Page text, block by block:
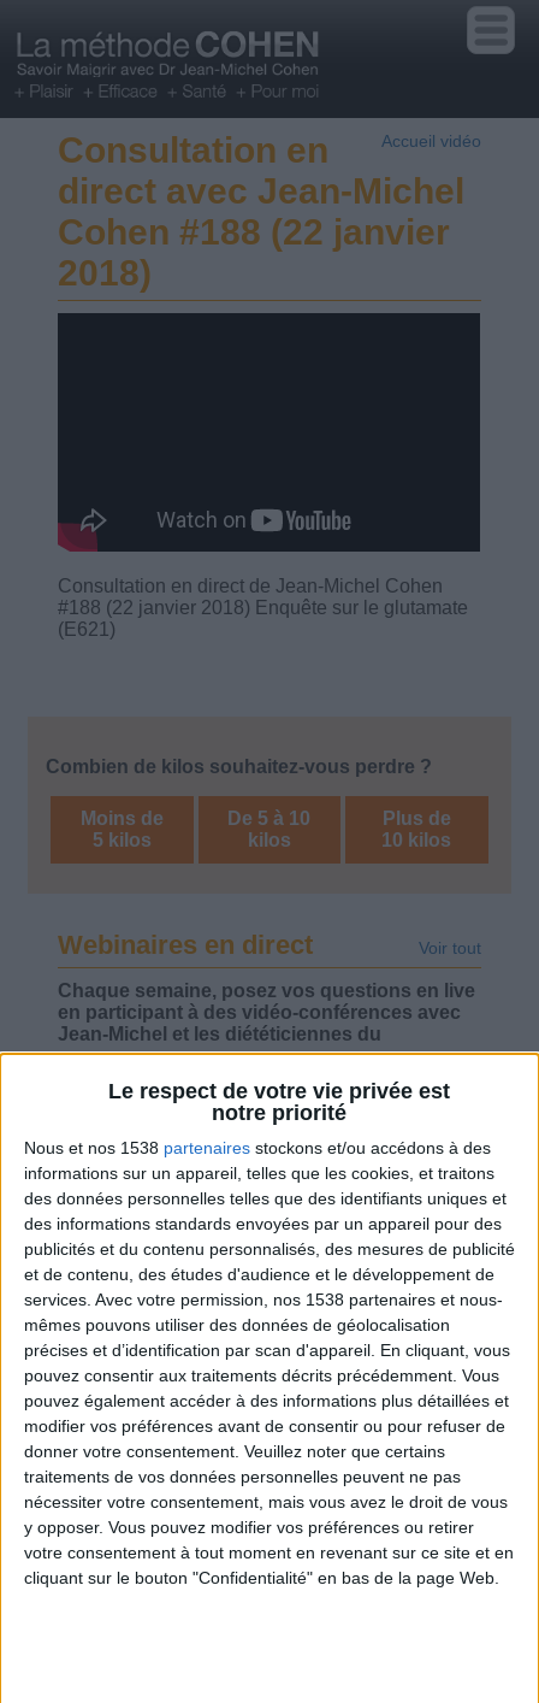
Le respect de votre vie privée est
notre priorité
Nous et nos 1538 partenaires stockons et/ou accédons à des
informations sur un appareil, telles que les cookies, et traitons
des données personnelles telles que des identifiants uniques et
des informations standards envoyées par un appareil pour des
publicités et du contenu personnalisés, des mesures de publicité
et de contenu, des études d'audience et le développement de
services. Avec votre permission, nos 1538 partenaires et nous-
mêmes pouvons utiliser des données de géolocalisation
précises et d’identification par scan d'appareil. En cliquant, vous
pouvez consentir aux traitements décrits précédemment. Vous
pouvez également accéder à des informations plus détaillées et
modifier vos préférences avant de consentir ou pour refuser de
donner votre consentement. Veuillez noter que certains
traitements de vos données personnelles peuvent ne pas
nécessiter votre consentement, mais vous avez le droit de vous
y opposer. Vous pouvez modifier vos préférences ou retirer
votre consentement à tout moment en revenant sur ce site et en
cliquant sur le bouton "Confidentialité" en bas de la page Web.
Accueil vidéo
Consultation en
direct avec Jean-Michel
Cohen #188 (22 janvier
2018)
Consultation en direct de Jean-Michel Cohen
#188 (22 janvier 2018) Enquête sur le glutamate
(E621)
Combien de kilos souhaitez-vous perdre ?
Moins de
5 kilos
De 5 à 10
kilos
Plus de
10 kilos
Webinaires en direct Voir tout
Chaque semaine, posez vos questions en live
en participant à des vidéo-conférences avec
Jean-Michel et les diététiciennes du
programme.
Peut-on remplacer la viande par des féculents
? Consultation diététique du 05/08/2026